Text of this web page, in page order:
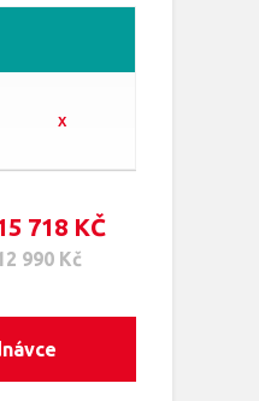
x
718 KČ
990 Kč